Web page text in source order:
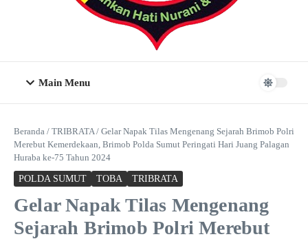
Main Menu
Beranda / TRIBRATA/ Gelar Napak Tilas Mengenang Sejarah Brimob Polri
Merebut Kemerdekaan, Brimob Polda Sumut Peringati Hari Juang Palagan
Huraba ke-75 Tahun 2024
POLDA SUMUT TOBA TRIBRATA
Gelar Napak Tilas Mengenang
Sejarah Brimob Polri Merebut